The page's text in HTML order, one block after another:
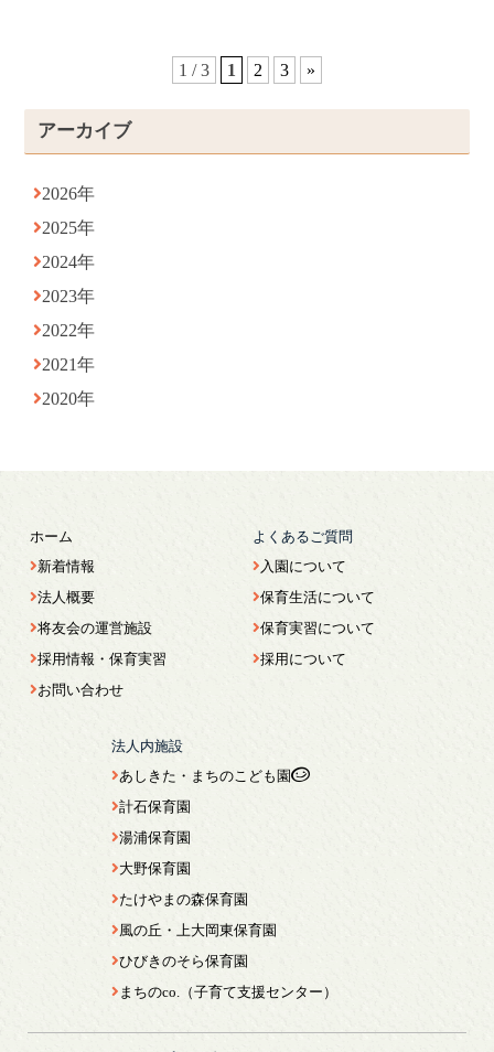
アーカイブ
2026年
2025年
2024年
2023年
2022年
2021年
2020年
1 / 3 1 2 3 »
ホーム
新着情報
法人概要
将友会の運営施設
採用情報・保育実習
お問い合わせ
よくあるご質問
入園について
保育生活について
保育実習について
採用について
法人内施設
あしきた・まちのこども園
計石保育園
湯浦保育園
大野保育園
たけやまの森保育園
風の丘・上大岡東保育園
ひびきのそら保育園
まちのco.（子育て支援センター）